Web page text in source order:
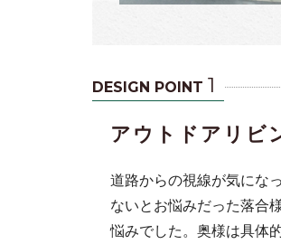
DESIGN POINT 1
アウトドアリビ
道路からの視線が気にな
ないとお悩みだった落合
悩みでした。奥様は具体